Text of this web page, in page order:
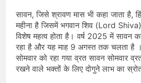
स्थान पर समाप्त किया
August 8, 2026
स्वतंत्रता दिवस से पहले
तिरंगा’ अभियान और
तैयारियाँ तेज़
August 7, 2026
IMD ने कई राज्यों में
चेतावनी जारी की, उत्तर
हाई अलर्ट
सावन, जिसे श्रावण मास भी कहा जाता है,
महीना है जिसमें भगवान शिव (Lord
विशेष महत्व होता है। वर्ष 2025 में सावन
रहा है और यह माह 9 अगस्त तक चलता है
सोमवार को रहा गया व्रत सावन सोमवार
रखने वाले भक्तों के लिए दोगुने लाभ का स्रोत